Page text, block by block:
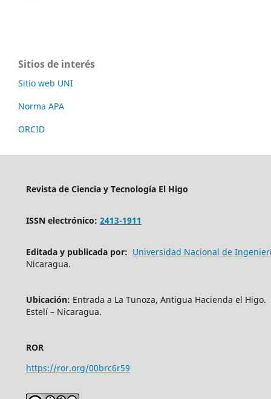
Sitios de interés
Sitio web UNI
Norma APA
ORCID
Revista de Ciencia y Tecnología El Higo
ISSN electrónico: 2413-1911
Editada y publicada por: Universidad Nacional de
Nicaragua.
Ubicación: Entrada a La Tunoza, Antigua Hacienda el Higo.
Estelí – Nicaragua.
ROR
https://ror.org/00brc6r59